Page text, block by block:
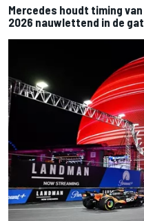
Mercedes houdt timing
2026 nauwlettend in de